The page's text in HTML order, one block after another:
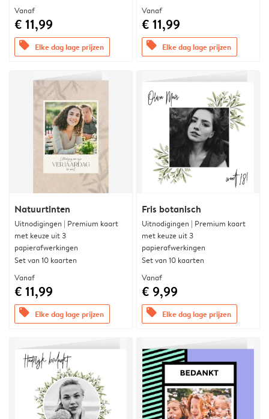
Vanaf
€ 11,99
offers Elke dag lage prijzen
Vanaf
€ 11,99
offers Elke dag lage prijzen
Natuurtinten
Uitnodigingen | Premium kaart
met keuze uit 3
papierafwerkingen
Set van 10 kaarten
Vanaf
€ 11,99
offers Elke dag lage prijzen
Fris botanisch
Uitnodigingen | Premium kaart
met keuze uit 3
papierafwerkingen
Set van 10 kaarten
Vanaf
€ 9,99
offers Elke dag lage prijzen